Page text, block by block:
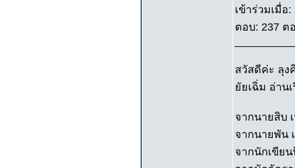
เข้าร่วมเมื่อ
ตอบ: 237 ต
สวัสดีค่ะ ลุง
ยัยเฉิ่ม อ่าน
จากนายสิบ
จากนายพัน
จากนักเขีย